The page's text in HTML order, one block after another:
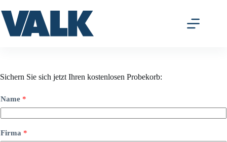
Inhalt
springen
Sichern Sie sich jetzt Ihren kostenlosen Probekorb:
Name *
Firma *